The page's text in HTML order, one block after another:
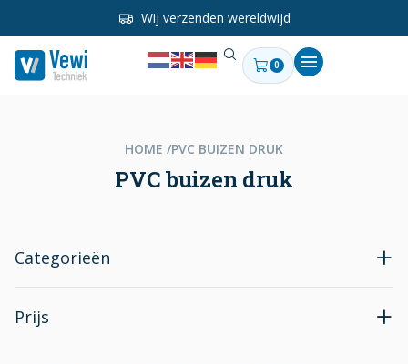
Wij verzenden wereldwijd
0
HOME /PVC BUIZEN DRUK
PVC buizen druk
Categorieën
Prijs